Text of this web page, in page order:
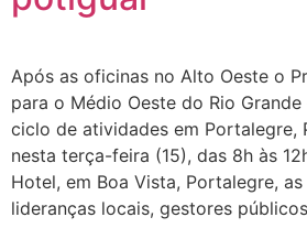
Após as oficinas no Alto Oeste o
para o Médio Oeste do Rio
ciclo de atividades em Portalegre,
nesta terça-feira (15), das 8h às
Hotel, em Boa Vista, Portalegre,
lideranças locais, gestores